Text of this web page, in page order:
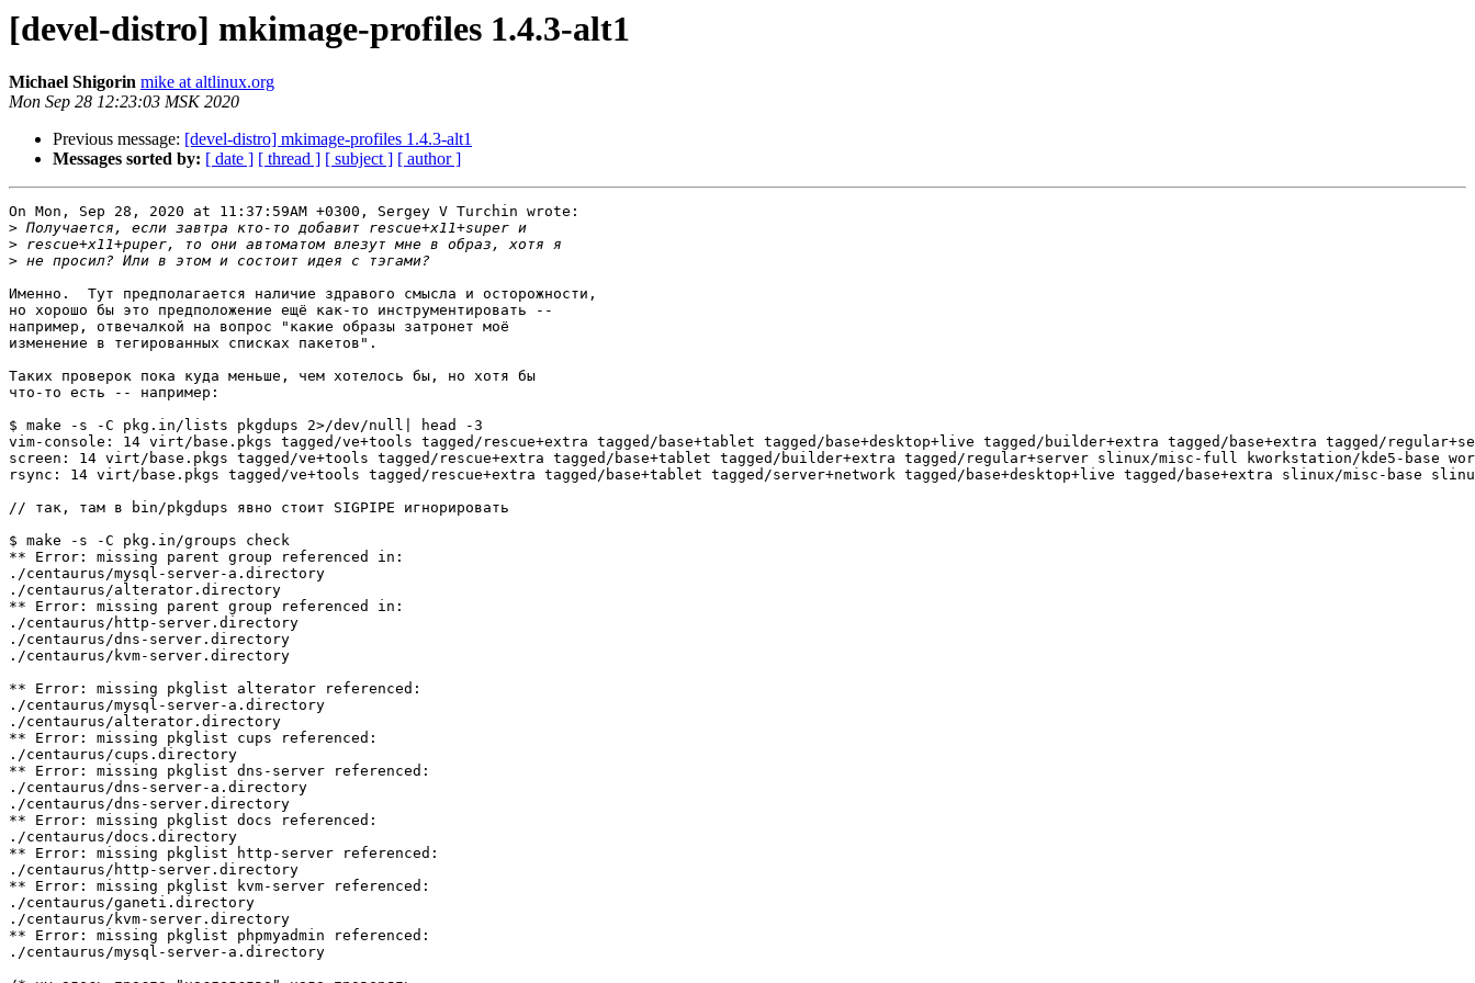
[devel-distro] mkimage-profiles 1.4.3-alt1
Michael Shigorin mike at altlinux.org
Mon Sep 28 12:23:03 MSK 2020
Previous message: [devel-distro] mkimage-profiles 1.4.3-alt1
Messages sorted by: [ date ] [ thread ] [ subject ] [ author ]
On Mon, Sep 28, 2020 at 11:37:59AM +0300, Sergey V Turchin wrote:
>
>
>
Именно.  Тут предполагается наличие здравого смысла и осторожности,
но хорошо бы это предположение ещё как-то инструментировать --
например, отвечалкой на вопрос "какие образы затронет моё
изменение в тегированных списках пакетов".
Таких проверок пока куда меньше, чем хотелось бы, но хотя бы
что-то есть -- например:
$ make -s -C pkg.in/lists pkgdups 2>/dev/null| head -3
vim-console: 14 virt/base.pkgs tagged/ve+tools tagged/rescue+extra tagged/base+tablet tagged/base+desktop+live tagged/builder+extra tagged/base+extra tagged/
screen: 14 virt/base.pkgs tagged/ve+tools tagged/rescue+extra tagged/base+tablet tagged/builder+extra tagged/regular+server slinux/misc-full kworkstation/kde5-base
rsync: 14 virt/base.pkgs tagged/ve+tools tagged/rescue+extra tagged/base+tablet tagged/server+network tagged/base+desktop+live tagged/base+extra slinux/misc-base
// так, там в bin/pkgdups явно стоит SIGPIPE игнорировать
$ make -s -C pkg.in/groups check
** Error: missing parent group referenced in:
./centaurus/mysql-server-a.directory
./centaurus/alterator.directory
** Error: missing parent group referenced in:
./centaurus/http-server.directory
./centaurus/dns-server.directory
./centaurus/kvm-server.directory
** Error: missing pkglist alterator referenced:
./centaurus/mysql-server-a.directory
./centaurus/alterator.directory
** Error: missing pkglist cups referenced:
./centaurus/cups.directory
** Error: missing pkglist dns-server referenced:
./centaurus/dns-server-a.directory
./centaurus/dns-server.directory
** Error: missing pkglist docs referenced:
./centaurus/docs.directory
** Error: missing pkglist http-server referenced:
./centaurus/http-server.directory
** Error: missing pkglist kvm-server referenced:
./centaurus/ganeti.directory
./centaurus/kvm-server.directory
** Error: missing pkglist phpmyadmin referenced:
./centaurus/mysql-server-a.directory